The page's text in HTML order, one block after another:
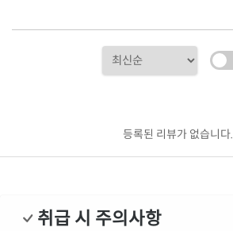
등록된 리뷰가 없습니다.
취급 시 주의사항